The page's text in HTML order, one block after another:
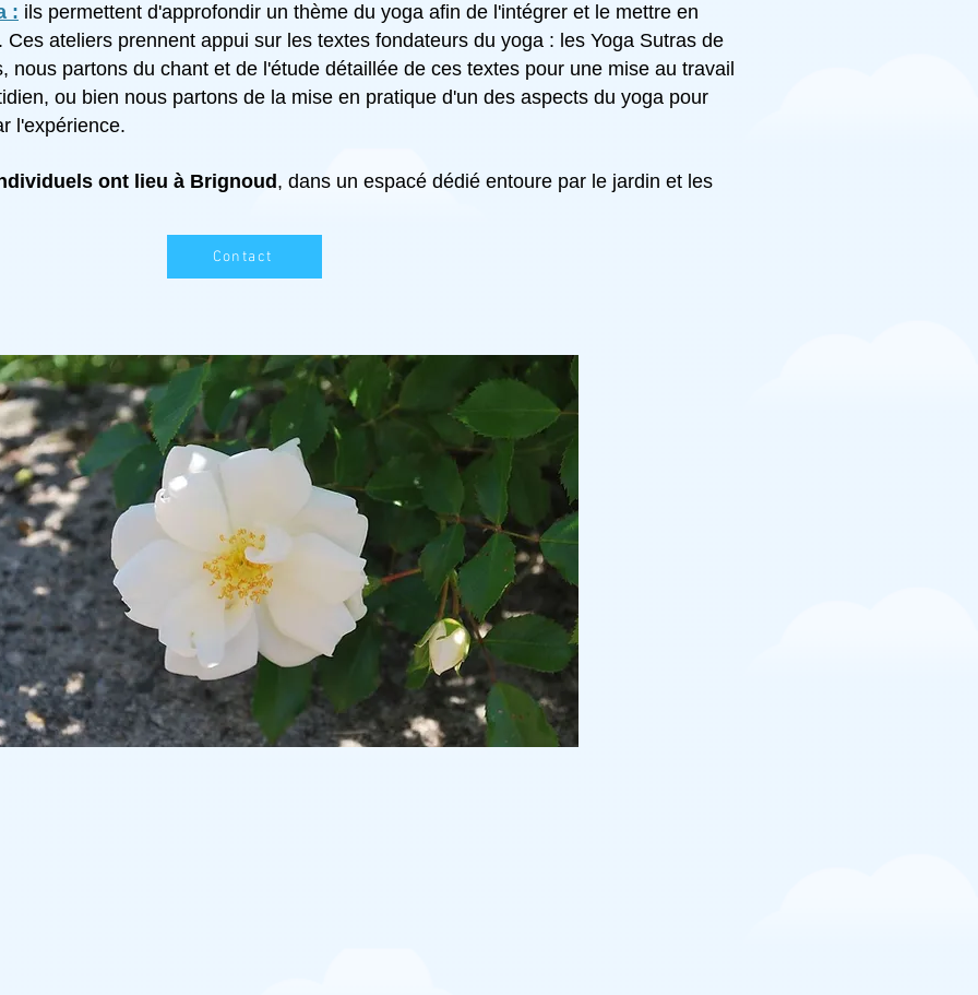
: ils permettent d'approfondir un thème du yoga afin de l'intégrer et le mettre en
ateliers prennent appui sur les textes fondateurs du yoga : les Yoga Sutras de
nous partons du chant et de l'étude détaillée de ces textes pour une mise au travail
ou bien nous partons de la mise en pratique d'un des aspects du yoga pour
l'expérience.
ont lieu à Brignoud , dans un espacé dédié entoure par le jardin et les
Contact